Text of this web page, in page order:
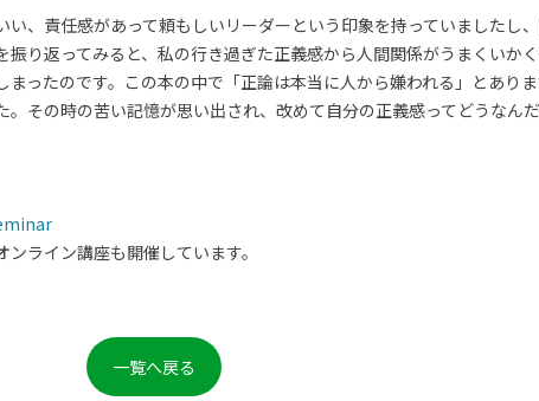
、責任感があって頼もしいリーダーという印象を持っていましたし
り返ってみると、私の行き過ぎた正義感から人間関係がうまくいか
まったのです。この本の中で「正論は本当に人から嫌われる」とあり
。その時の苦い記憶が思い出され、改めて自分の正義感ってどうなん
ライン講座も開催しています。
一覧へ戻る